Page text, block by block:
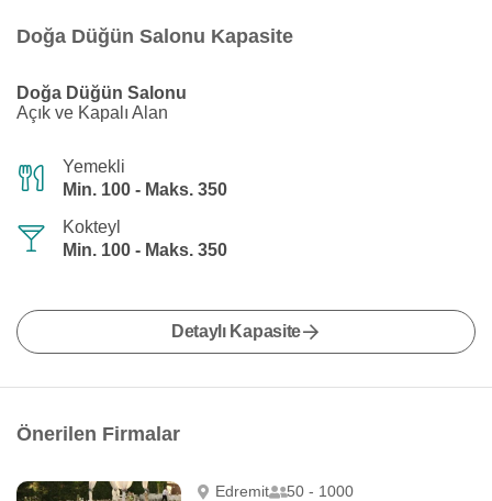
Doğa Düğün Salonu Kapasite
Doğa Düğün Salonu
Açık ve Kapalı Alan
Yemekli
Min. 100 - Maks. 350
Kokteyl
Min. 100 - Maks. 350
Detaylı Kapasite
Önerilen Firmalar
Edremit 50 - 1000